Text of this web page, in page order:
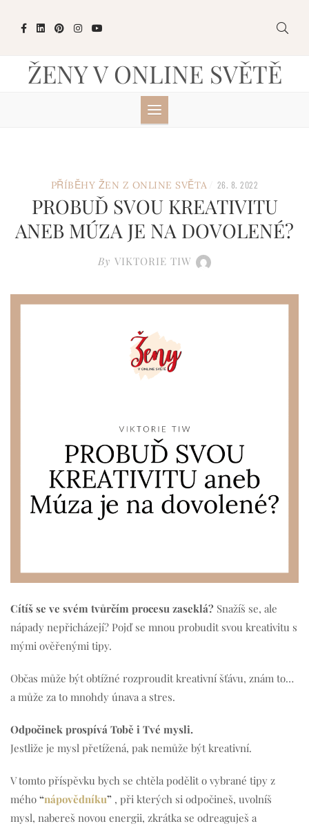
ŽENY V ONLINE SVĚTĚ
PŘÍBĚHY ŽEN Z ONLINE SVĚTA 26. 8. 2022
PROBUĎ SVOU KREATIVITU
ANEB MÚZA JE NA DOVOLENÉ?
By VIKTORIE TIW
Cítíš se ve svém tvůrčím procesu zaseklá? Snažíš se, ale
nápady nepřicházejí? Pojď se mnou probudit svou kreativitu s
mými ověřenými tipy.
Občas může být obtížné rozproudit kreativní šťávu, znám to…
a může za to mnohdy únava a stres.
Odpočinek prospívá Tobě i Tvé mysli.
Jestliže je mysl přetížená, pak nemůže být kreativní.
V tomto příspěvku bych se chtěla podělit o vybrané tipy z
mého “nápovědníku” , při kterých si odpočineš, uvolníš
mysl, nabereš novou energii, zkrátka se odreaguješ a